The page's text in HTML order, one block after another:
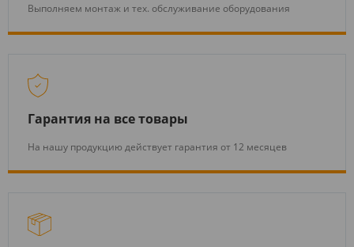
Выполняем монтаж и тех. обслуживание оборудования
Гарантия на все товары
На нашу продукцию действует гарантия от 12 месяцев